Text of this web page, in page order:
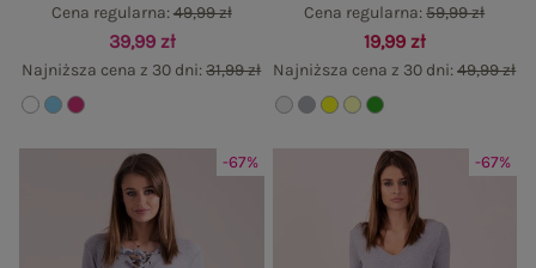
39,99 zł
Najniższa cena z 30 dni:31,99 zł
Cena regularna:49,99 zł
19,99 zł
Najniższa cena z 30 dni:49,99 zł
Cena regularna:59,99 zł
-67% -67%